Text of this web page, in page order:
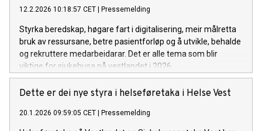
12.2.2026 10:18:57 CET | Pressemelding
Styrka beredskap, høgare fart i digitalisering, meir målretta
bruk av ressursane, betre pasientforløp og å utvikle, behalde
og rekruttere medarbeidarar. Det er alle tema som blir
viktige for sjukehusa på vestlandet i 2026.
Dette er dei nye styra i helseføretaka i Helse Vest
20.1.2026 09:59:05 CET | Pressemelding